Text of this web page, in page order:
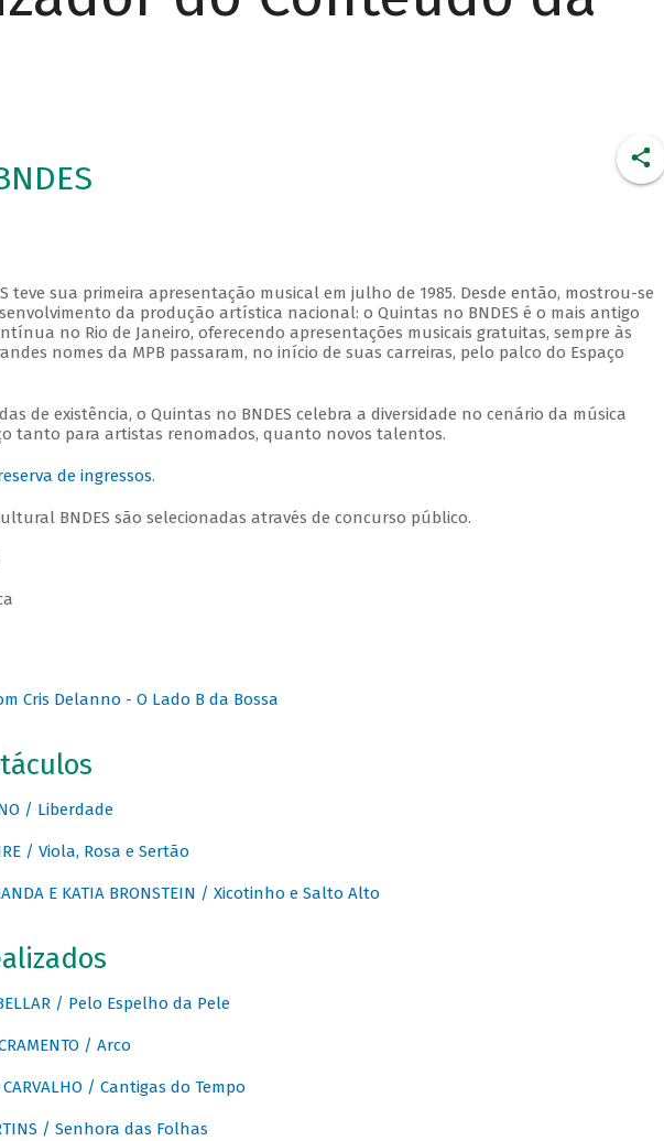
teve sua primeira apresentação musical em julho de 1985. Desde então, mostrou-se
da produção artística nacional: o Quintas no BNDES é o mais antigo
no Rio de Janeiro, oferecendo apresentações musicais gratuitas, sempre às
nomes da MPB passaram, no início de suas carreiras, pelo palco do Espaço
de existência, o Quintas no BNDES celebra a diversidade no cenário da música
tanto para artistas renomados, quanto novos talentos.
de ingressos.
BNDES são selecionadas através de concurso público.
Cris Delanno - O Lado B da Bossa
/ Liberdade
/ Viola, Rosa e Sertão
E KATIA BRONSTEIN / Xicotinho e Salto Alto
/ Pelo Espelho da Pele
/ Arco
CARVALHO / Cantigas do Tempo
/ Senhora das Folhas